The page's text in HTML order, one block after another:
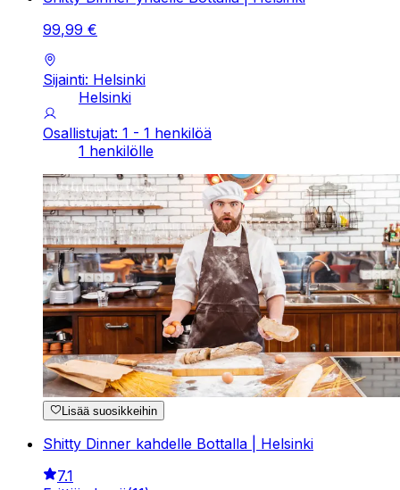
99,99 €
Sijainti: Helsinki
Helsinki
Osallistujat: 1 - 1 henkilöä
1 henkilölle
Lisää suosikkeihin
Shitty Dinner kahdelle Bottalla | Helsinki
7.1